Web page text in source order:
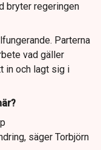
bryter regeringen
Parterna
vad gäller
in och lagt sig i
säger Torbjörn